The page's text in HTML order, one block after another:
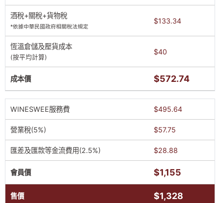
酒稅+關稅+貨物稅
*依據中華民國政府相關稅法規定
$133.34
恆溫倉儲及壓貨成本
(按平均計算)
$40
成本價 $572.74
WINESWEE服務費 $495.64
營業稅(5%) $57.75
匯差及匯款等金流費用(2.5%) $28.88
會員價 $1,155
售價 $1,328